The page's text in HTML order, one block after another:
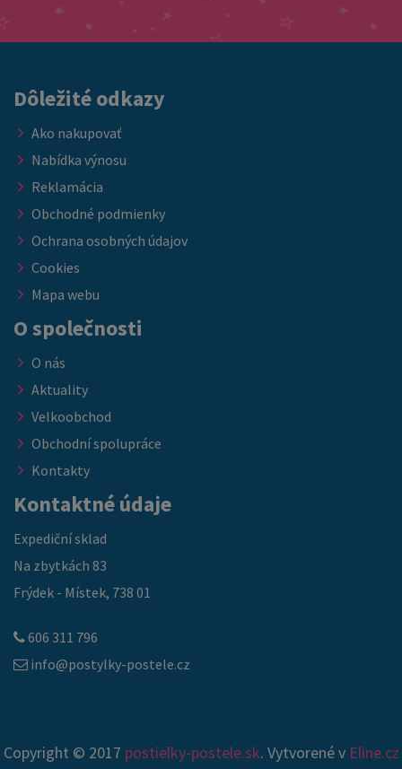
Dôležité odkazy
Ako nakupovať
Nabídka výnosu
Reklamácia
Obchodné podmienky
Ochrana osobných údajov
Cookies
Mapa webu
O společnosti
O nás
Aktuality
Velkoobchod
Obchodní spolupráce
Kontakty
Kontaktné údaje
Expediční sklad
Na zbytkách 83
Frýdek - Místek, 738 01
606 311 796
info@postylky-postele.cz
Copyright © 2017 postielky-postele.sk. Vytvorené v Eline.cz